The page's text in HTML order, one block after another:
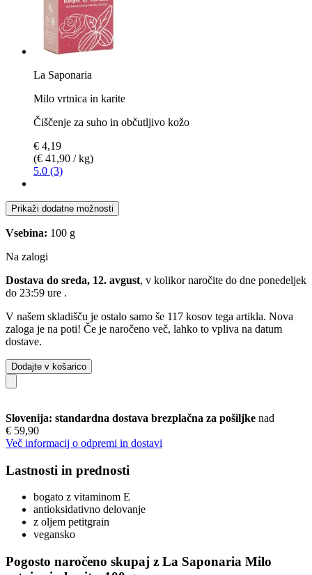
La Saponaria
Milo vrtnica in karite
Čiščenje za suho in občutljivo kožo
€ 4,19
(€ 41,90 / kg)
5.0 (3)
Prikaži dodatne možnosti
Vsebina: 100 g
Na zalogi
Dostava do sreda, 12. avgust, v kolikor naročite do dne ponedeljek
do 23:59 ure .
V našem skladišču je ostalo samo še 117 kosov tega artikla. Nova
zaloga je na poti! Če je naročeno več, lahko to vpliva na datum
dostave.
Dodajte v košarico
Slovenija: standardna dostava brezplačna za pošiljke nad
€ 59,90
Več informacij o odpremi in dostavi
Lastnosti in prednosti
bogato z vitaminom E
antioksidativno delovanje
z oljem petitgrain
vegansko
Pogosto naročeno skupaj z La Saponaria Milo